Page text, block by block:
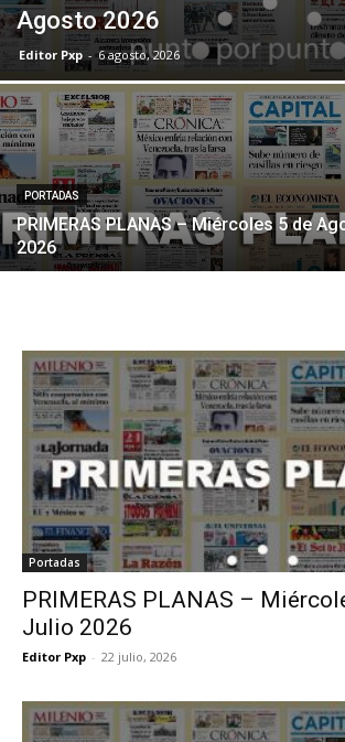
Agosto 2026
Editor Pxp - 6 agosto, 2026
PORTADAS
PRIMERAS PLANAS – Miércoles 5 de
2026
Portadas
PRIMERAS PLANAS –
Julio 2026
Editor Pxp - 22 julio, 2026